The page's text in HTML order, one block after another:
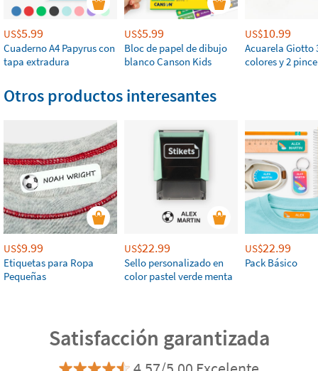
US$5.99
Cuaderno A4 Papyrus con
tapa extradura
US$5.99
Bloc de papel de dibujo
blanco Canson Kids
US$10.99
Acuarela Giotto
colores y 2
Otros productos interesantes
US$9.99
Etiquetas para Ropa
Pequeñas
US$22.99
Sello personalizado en
color pastel verde menta
US$22.99
Pack Básico
Satisfacción garantizada